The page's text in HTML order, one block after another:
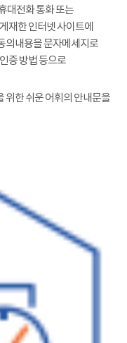
대전화 통화 또는
재한 인터넷 사이트에
의내용을 문자메세지로
증 방법 등으로
위한 쉬운 어휘의 안내문을